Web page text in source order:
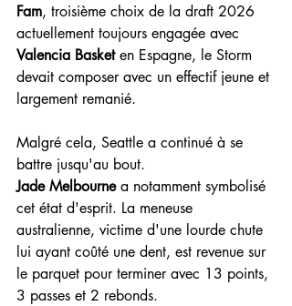
Fam, troisième choix de la draft 2026
actuellement toujours engagée avec
Valencia Basket en Espagne, le Storm
devait composer avec un effectif jeune et
largement remanié.
Malgré cela, Seattle a continué à se
battre jusqu'au bout.
Jade Melbourne a notamment symbolisé
cet état d'esprit. La meneuse
australienne, victime d'une lourde chute
lui ayant coûté une dent, est revenue sur
le parquet pour terminer avec 13 points,
3 passes et 2 rebonds.